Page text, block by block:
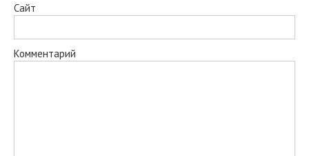
Сайт
Комментарий